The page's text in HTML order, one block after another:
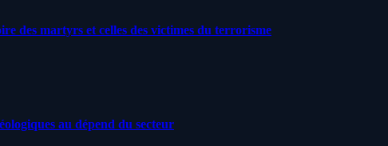
des martyrs et celles des victimes du terrorisme
au dépend du secteur